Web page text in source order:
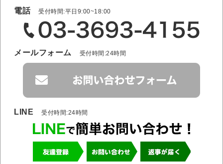
電話 受付時間:平日9:00~18:00
メールフォーム 受付時間:24時間
LINE 受付時間:24時間